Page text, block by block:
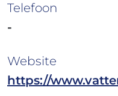
Telefoon
-
Website
https://